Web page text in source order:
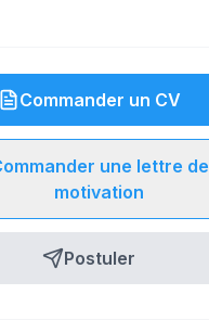
Commander un CV
une lettre de
motivation
Postuler